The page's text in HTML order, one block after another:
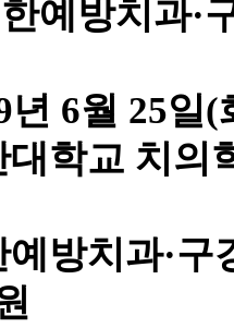
예방치과·
년 6월 25일(
대학교 치의
예방치과·구